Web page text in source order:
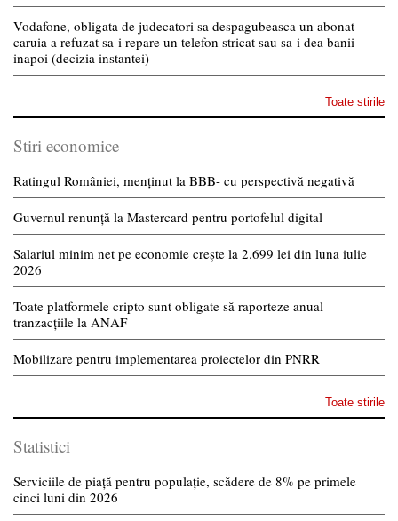
Vodafone, obligata de judecatori sa despagubeasca un abonat
caruia a refuzat sa-i repare un telefon stricat sau sa-i dea banii
inapoi (decizia instantei)
Toate stirile
Stiri economice
Ratingul României, menținut la BBB- cu perspectivă negativă
Guvernul renunță la Mastercard pentru portofelul digital
Salariul minim net pe economie crește la 2.699 lei din luna iulie
2026
Toate platformele cripto sunt obligate să raporteze anual
tranzacțiile la ANAF
Mobilizare pentru implementarea proiectelor din PNRR
Toate stirile
Statistici
Serviciile de piață pentru populație, scădere de 8% pe primele
cinci luni din 2026